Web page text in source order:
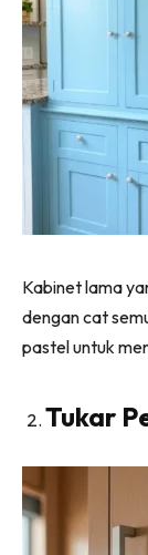
Ilham
Tip
Tip
Kabinet lama
dengan cat
pastel untuk
Tukar